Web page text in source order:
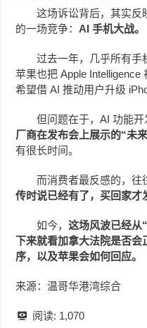
这场诉讼背后，其实反
的一场竞争： AI 手机大战。
过去一年，几乎所有手
苹果也把 Apple Intelligence
希望借 AI 推动用户升级
但问题在于，AI 功能
厂商在发布会上展示的“未来
有很长时间。
而消费者最反感的，往
传时说已经有了，买回家才
如今，这场风波已经从
下来就看加拿大法院是否
序，以及苹果会如何回应。
来源：温哥华港湾综合
阅读: 1,070